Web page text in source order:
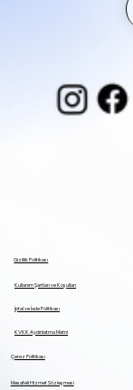
Gizlilik Politikası
KVKK Aydınlatma Metni
Kullanım Şartları ve Koşulları
Mesafeli HizmetSözleşmesi
Çerez Politikası
İptal ve İade Politikası